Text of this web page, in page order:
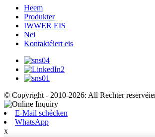
Heem
Produkter
IWWER EIS
Nei
Kontaktéiert eis
© Copyright - 2010-2026: All Rechter
E-Mail schécken
WhatsApp
x